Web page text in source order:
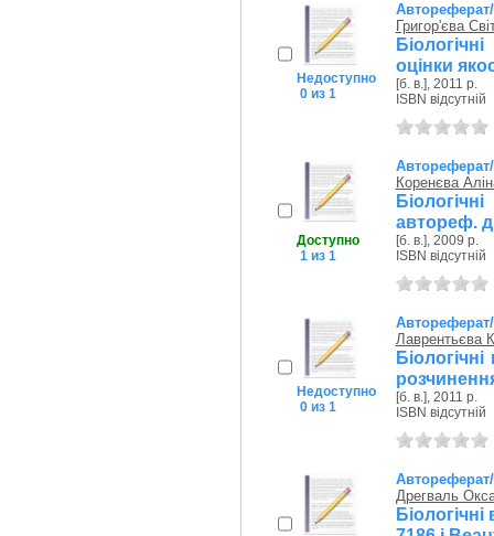
Недоступно
0 из 1
Григор'єва
оцінки
[б. в.], 2011 р.
ISBN відсутній
Доступно
1 из 1
Коренєва
автореф.
[б. в.], 2009 р.
ISBN відсутній
Недоступно
0 из 1
Лаврентьєва
[б. в.], 2011 р.
ISBN відсутній
Дрегваль